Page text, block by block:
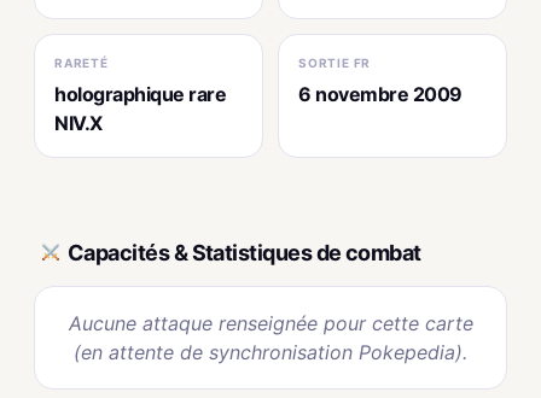
RARETÉ
holographique rare
NIV.X
SORTIE FR
6 novembre 2009
Capacités & Statistiques de combat
Aucune attaque renseignée pour cette carte
(en attente de synchronisation Pokepedia).